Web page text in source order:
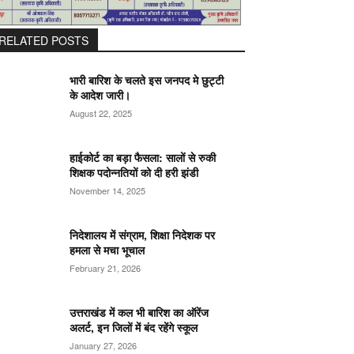
POSTS
भारी बारिश के चलते इस जनपद मे छुट्टी
के आदेश जारी।
August 22, 2025
हाईकोर्ट का बड़ा फैसला: सालों से रुकी
शिक्षक पदोन्नतियों को दी हरी झंडी
November 14, 2025
निदेशालय में संग्राम, शिक्षा निदेशक पर
हमला से मचा भूचाल
February 21, 2026
उत्तराखंड में कल भी बारिश का ऑरेंज
अलर्ट, इन जिलों में बंद रहेंगे स्कूल
January 27, 2026